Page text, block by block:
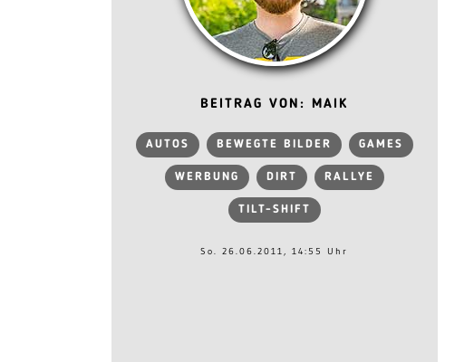
BEITRAG VON: MAIK
AUTOS BEWEGTE BILDER GAMES
WERBUNG DIRT RALLYE
TILT-SHIFT
So. 26.06.2011, 14:55 Uhr